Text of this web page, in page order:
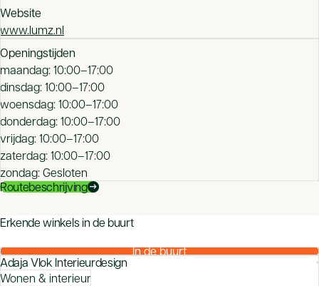
Website
www.lumz.nl
Openingstijden
maandag: 10:00–17:00
dinsdag: 10:00–17:00
woensdag: 10:00–17:00
donderdag: 10:00–17:00
vrijdag: 10:00–17:00
zaterdag: 10:00–17:00
zondag: Gesloten
Routebeschrijvingarrow_right_alt
mood
Erkende winkels in de buurt
In de buurt
Adaja Vlok Interieurdesign
Wonen & interieur